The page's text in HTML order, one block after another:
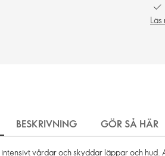
Läs
BESKRIVNING GÖR SÅ HÄR
vårdar och skyddar läppar och